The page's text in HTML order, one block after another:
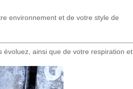
environnement et de votre style de
évoluez, ainsi que de votre respiration et